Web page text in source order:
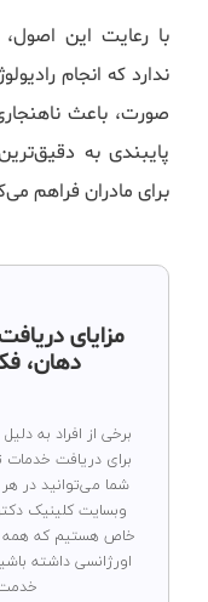
با رعایت این
ندارد که انجام
صورت، باعث
پایبندی به
برای مادران فراهم
مزایای
دهان،
برخی از افراد به
برای دریافت خدمات
شما می‌توانید در
وبسایت کلینیک
خاص هستیم که همه
اورژانسی داشته